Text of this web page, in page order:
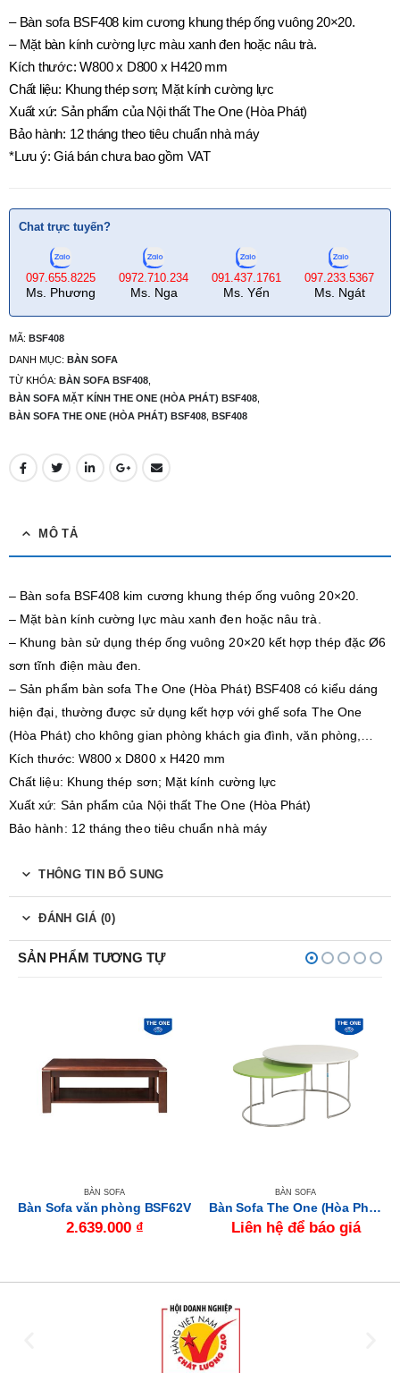
– Bàn sofa BSF408 kim cương khung thép ống vuông 20×20.
– Mặt bàn kính cường lực màu xanh đen hoặc nâu trà.
Kích thước: W800 x D800 x H420 mm
Chất liệu: Khung thép sơn; Mặt kính cường lực
Xuất xứ: Sản phẩm của Nội thất The One (Hòa Phát)
Bảo hành: 12 tháng theo tiêu chuẩn nhà máy
*Lưu ý: Giá bán chưa bao gồm VAT
Chat trực tuyến?
097.655.8225
Ms. Phương
0972.710.234
Ms. Nga
091.437.1761
Ms. Yến
097.233.5367
Ms. Ngát
MÃ: BSF408
DANH MỤC: BÀN SOFA
TỪ KHÓA: BÀN SOFA BSF408
BÀN SOFA MẶT KÍNH THE ONE (HÒA PHÁT) BSF408
BÀN SOFA THE ONE (HÒA PHÁT) BSF408
BSF408
MÔ TẢ
– Bàn sofa BSF408 kim cương khung thép ống vuông 20×20.
– Mặt bàn kính cường lực màu xanh đen hoặc nâu trà.
– Khung bàn sử dụng thép ống vuông 20×20 kết hợp thép đặc Ø6
sơn tĩnh điện màu đen.
– Sản phẩm bàn sofa The One (Hòa Phát) BSF408 có kiểu dáng
hiện đại, thường được sử dụng kết hợp với ghế sofa The One
(Hòa Phát) cho không gian phòng khách gia đình, văn phòng,…
Kích thước: W800 x D800 x H420 mm
Chất liệu: Khung thép sơn; Mặt kính cường lực
Xuất xứ: Sản phẩm của Nội thất The One (Hòa Phát)
Bảo hành: 12 tháng theo tiêu chuẩn nhà máy
THÔNG TIN BỔ SUNG
ĐÁNH GIÁ (0)
SẢN PHẨM TƯƠNG TỰ
BÀN SOFA
Bàn Sofa văn phòng BSF62V
2.639.000 ₫
BÀN SOFA
Bàn Sofa The One (Hòa Phát) BSF402
Liên hệ để báo giá